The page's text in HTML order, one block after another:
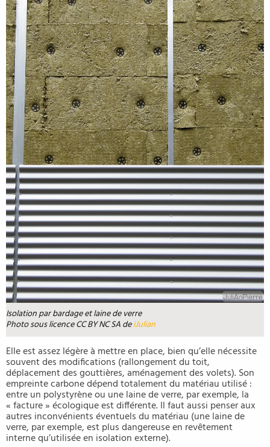
Isolation par bardage et laine de verre
Photo sous licence CC BY NC SA deiJulian
Elle est assez légère à mettre en place, bien qu’elle nécessite
souvent des modifications (rallongement du toit,
déplacement des gouttières, aménagement des volets). Son
empreinte carbone dépend totalement du matériau utilisé :
entre un polystyrène ou une laine de verre, par exemple, la
« facture » écologique est différente. Il faut aussi penser aux
autres inconvénients éventuels du matériau (une laine de
verre, par exemple, est plus dangereuse en revêtement
interne qu’utilisée en isolation externe).